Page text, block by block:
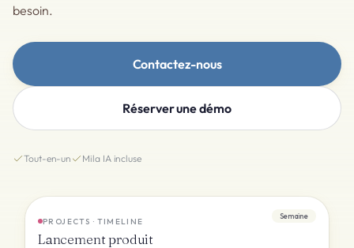
besoin.
Contactez-nous
Réserver une démo
Tout-en-un Mila IA incluse
PROJECTS · TIMELINE
Lancement produit
Semaine